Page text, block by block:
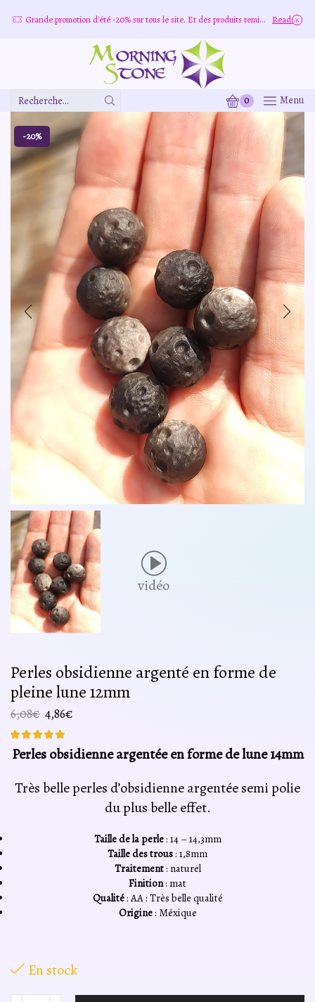
Grande promotion d'été -20% sur tous le site. Et des produits remisé indépendamment Read more
Zone
De
Saisie
De
Recherche
0 Menu
-20%
vidéo
Perles obsidienne argenté en forme de
pleine lune 12mm
6,08€ Le
prix
initial
était :
4,86€
est :
Perles obsidienne argentée en forme de lune 14mm
Très belle perles d’obsidienne argentée semi polie
du plus belle effet.
Taille de la perle: 14 – 14,3mm
Taille des trous: 1,8mm
Traitement: naturel
Finition: mat
Qualité: AA : Très belle qualité
Origine: Méxique
En stock